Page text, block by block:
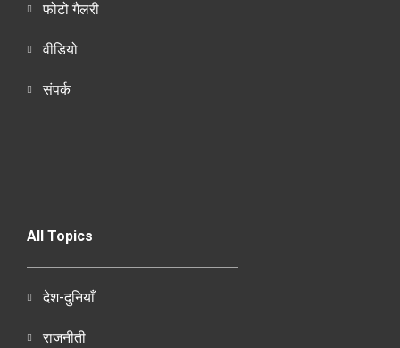
फोटो गैलरी
वीडियो
संपर्क
All Topics
देश-दुनियाँ
राजनीती